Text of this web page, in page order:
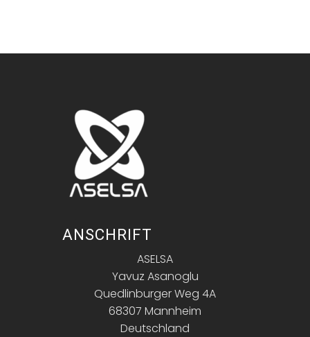
ANSCHRIFT
ASELSA
Yavuz Asanoglu
Quedlinburger Weg 4A
68307 Mannheim
Deutschland